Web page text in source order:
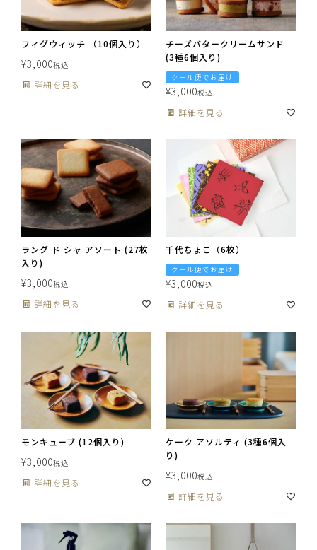
フィグウィッチ （10個入り）
¥3,000税込
詳細を見る
チーズバタークリームサンド
(3種6個入り)
クール便でお届け
¥3,000税込
詳細を見る
ラング ド シャ アソート (27枚
入り)
¥3,000税込
詳細を見る
千代ちょこ（6枚）
クール便でお届け
¥3,000税込
詳細を見る
モンキューブ (12個入り)
¥3,000税込
詳細を見る
ケーク アソルティ (3種6個入
り)
¥3,000税込
詳細を見る